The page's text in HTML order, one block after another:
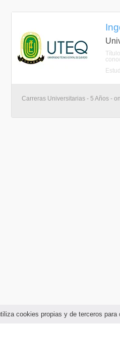
cookies propias y de terceros
Carreras Universitarias - 5 Años -